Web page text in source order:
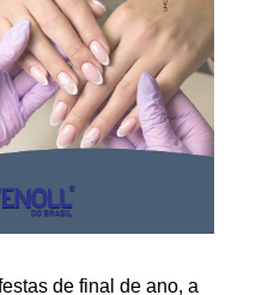
de final de ano, a